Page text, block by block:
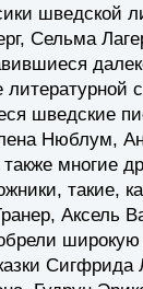
шведской
Сельма
шведские
Нюблум,
многие
такие,
Аксель
широкую
Сигфрида